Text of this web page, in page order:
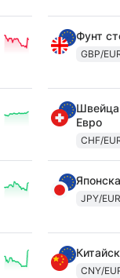
Фунт
GBP/
Евро
CHF/
JPY/EUR
CNY/